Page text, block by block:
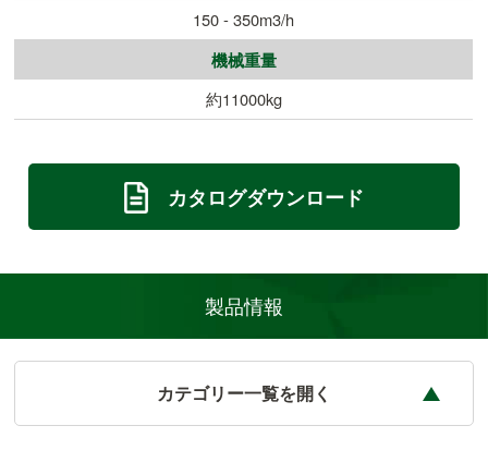
150 - 350m3/h
機械重量
約11000kg
カタログダウンロード
製品情報
カテゴリー一覧を開く